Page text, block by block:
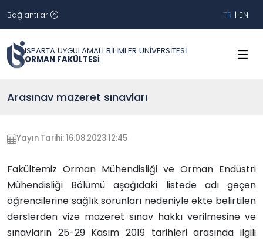
Bağlantılar TR | EN
ISPARTA UYGULAMALI BİLİMLER ÜNİVERSİTESİ
ORMAN FAKÜLTESİ
Arasınav mazeret sınavları
Yayın Tarihi: 16.08.2023 12:45
Fakültemiz Orman Mühendisliği ve Orman Endüstri
Mühendisliği Bölümü aşağıdaki listede adı geçen
öğrencilerine sağlık sorunları nedeniyle ekte belirtilen
derslerden vize mazeret sınav hakkı verilmesine ve
sınavların 25-29 Kasım 2019 tarihleri arasında ilgili